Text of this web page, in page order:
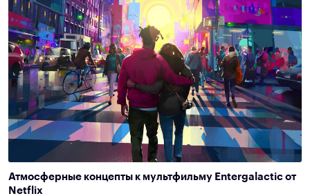
Атмосферные концепты к мультфильму Entergalactic от
Netflix